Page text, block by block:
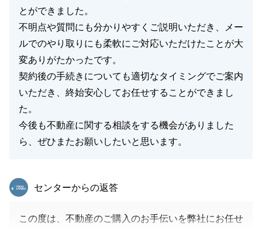
とができました。
不明点や質問にも分かりやすくご説明いただき、メー
ルでのやり取りにも柔軟にご対応いただけたことが大
変ありがたかったです。
契約後の手続きについても適切なタイミングでご案内
いただき、終始安心してお任せすることができまし
た。
今後も不動産に関する相談をする機会がありました
ら、ぜひまたお願いしたいと思います。
東急リバブル
センターからの返答
この度は、不動産のご購入のお手伝いを弊社にお任せ